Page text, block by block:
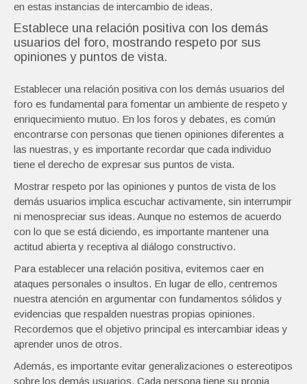
en estas instancias de intercambio de ideas.
Establece una relación positiva con los demás
usuarios del foro, mostrando respeto por sus
opiniones y puntos de vista.
Establecer una relación positiva con los demás usuarios del
foro es fundamental para fomentar un ambiente de respeto y
enriquecimiento mutuo. En los foros y debates, es común
encontrarse con personas que tienen opiniones diferentes a
las nuestras, y es importante recordar que cada individuo
tiene el derecho de expresar sus puntos de vista.
Mostrar respeto por las opiniones y puntos de vista de los
demás usuarios implica escuchar activamente, sin interrumpir
ni menospreciar sus ideas. Aunque no estemos de acuerdo
con lo que se está diciendo, es importante mantener una
actitud abierta y receptiva al diálogo constructivo.
Para establecer una relación positiva, evitemos caer en
ataques personales o insultos. En lugar de ello, centremos
nuestra atención en argumentar con fundamentos sólidos y
evidencias que respalden nuestras propias opiniones.
Recordemos que el objetivo principal es intercambiar ideas y
aprender unos de otros.
Además, es importante evitar generalizaciones o estereotipos
sobre los demás usuarios. Cada persona tiene su propia